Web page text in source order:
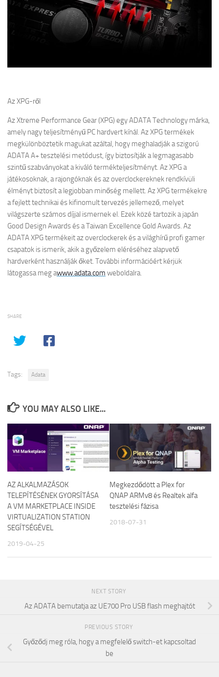
Az XPG-ről
Az Xtreme Performance Gear (XPG) egy ADATA Technology márka,
amely nagy teljesítményű PC hardvert kínál. Az XPG termékek
megkülönböztetik magukat azáltal, hogy meghaladják a szigorú
ADATA A+ tesztelési metódust, így biztosítják a legmagasabb
szintű szabványokat a kiváló termékteljesítményt. Az XPG a
játékosoknak, a rajongóknak és az overclockereknek rendkívüli
élményt biztosít a legjobban minőség mellett. Az XPG termékekre
a fejlett technikai és kifinomult tervezés jellemező, melyet
világszerte számos díjjal ismernek el. Ezek közé tartozik a japán
Good Design Awards és a Taiwan Excellence Gold Awards. Az
ADATA XPG termékeit az overclockerek és a világhírű profi gamer
csapatok is ismerik, akik a győzelem eléréséhez alapvető
hardverként használják őket. További információért kérjük
látogassa meg awww.adata.com weboldalra.
SHARE
Tags: Adata
YOU MAY ALSO LIKE...
AZ ALKALMAZÁSOK
TELEPÍTÉSÉNEK GYORSÍTÁSA
A VM MARKETPLACE INSIDE
VIRTUALIZATION STATION
SEGÍTSÉGÉVEL
2019-04-25
Megkezdődött a Plex for
QNAP ARMv8 és Realtek alfa
tesztelési fázisa
2018-07-31
NEXT STORY
Az ADATA bemutatja az UE700 Pro USB flash meghajtót
PREVIOUS STORY
Győződj meg róla, hogy a megfelelő switch-et kapcsoltad
be